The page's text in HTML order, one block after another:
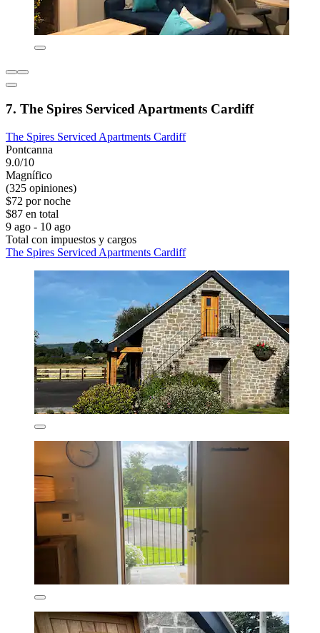
7. The Spires Serviced Apartments Cardiff
The Spires Serviced Apartments Cardiff
Pontcanna
9.0/10
Magnífico
(325 opiniones)
$72 por noche
$87 en total
9 ago - 10 ago
Total con impuestos y cargos
The Spires Serviced Apartments Cardiff